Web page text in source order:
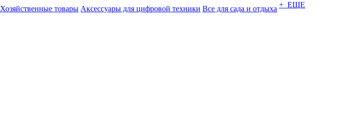
Хозяйственные товары Аксессуары для цифровой техники Все для сада и отдыха + ЕЩЕ